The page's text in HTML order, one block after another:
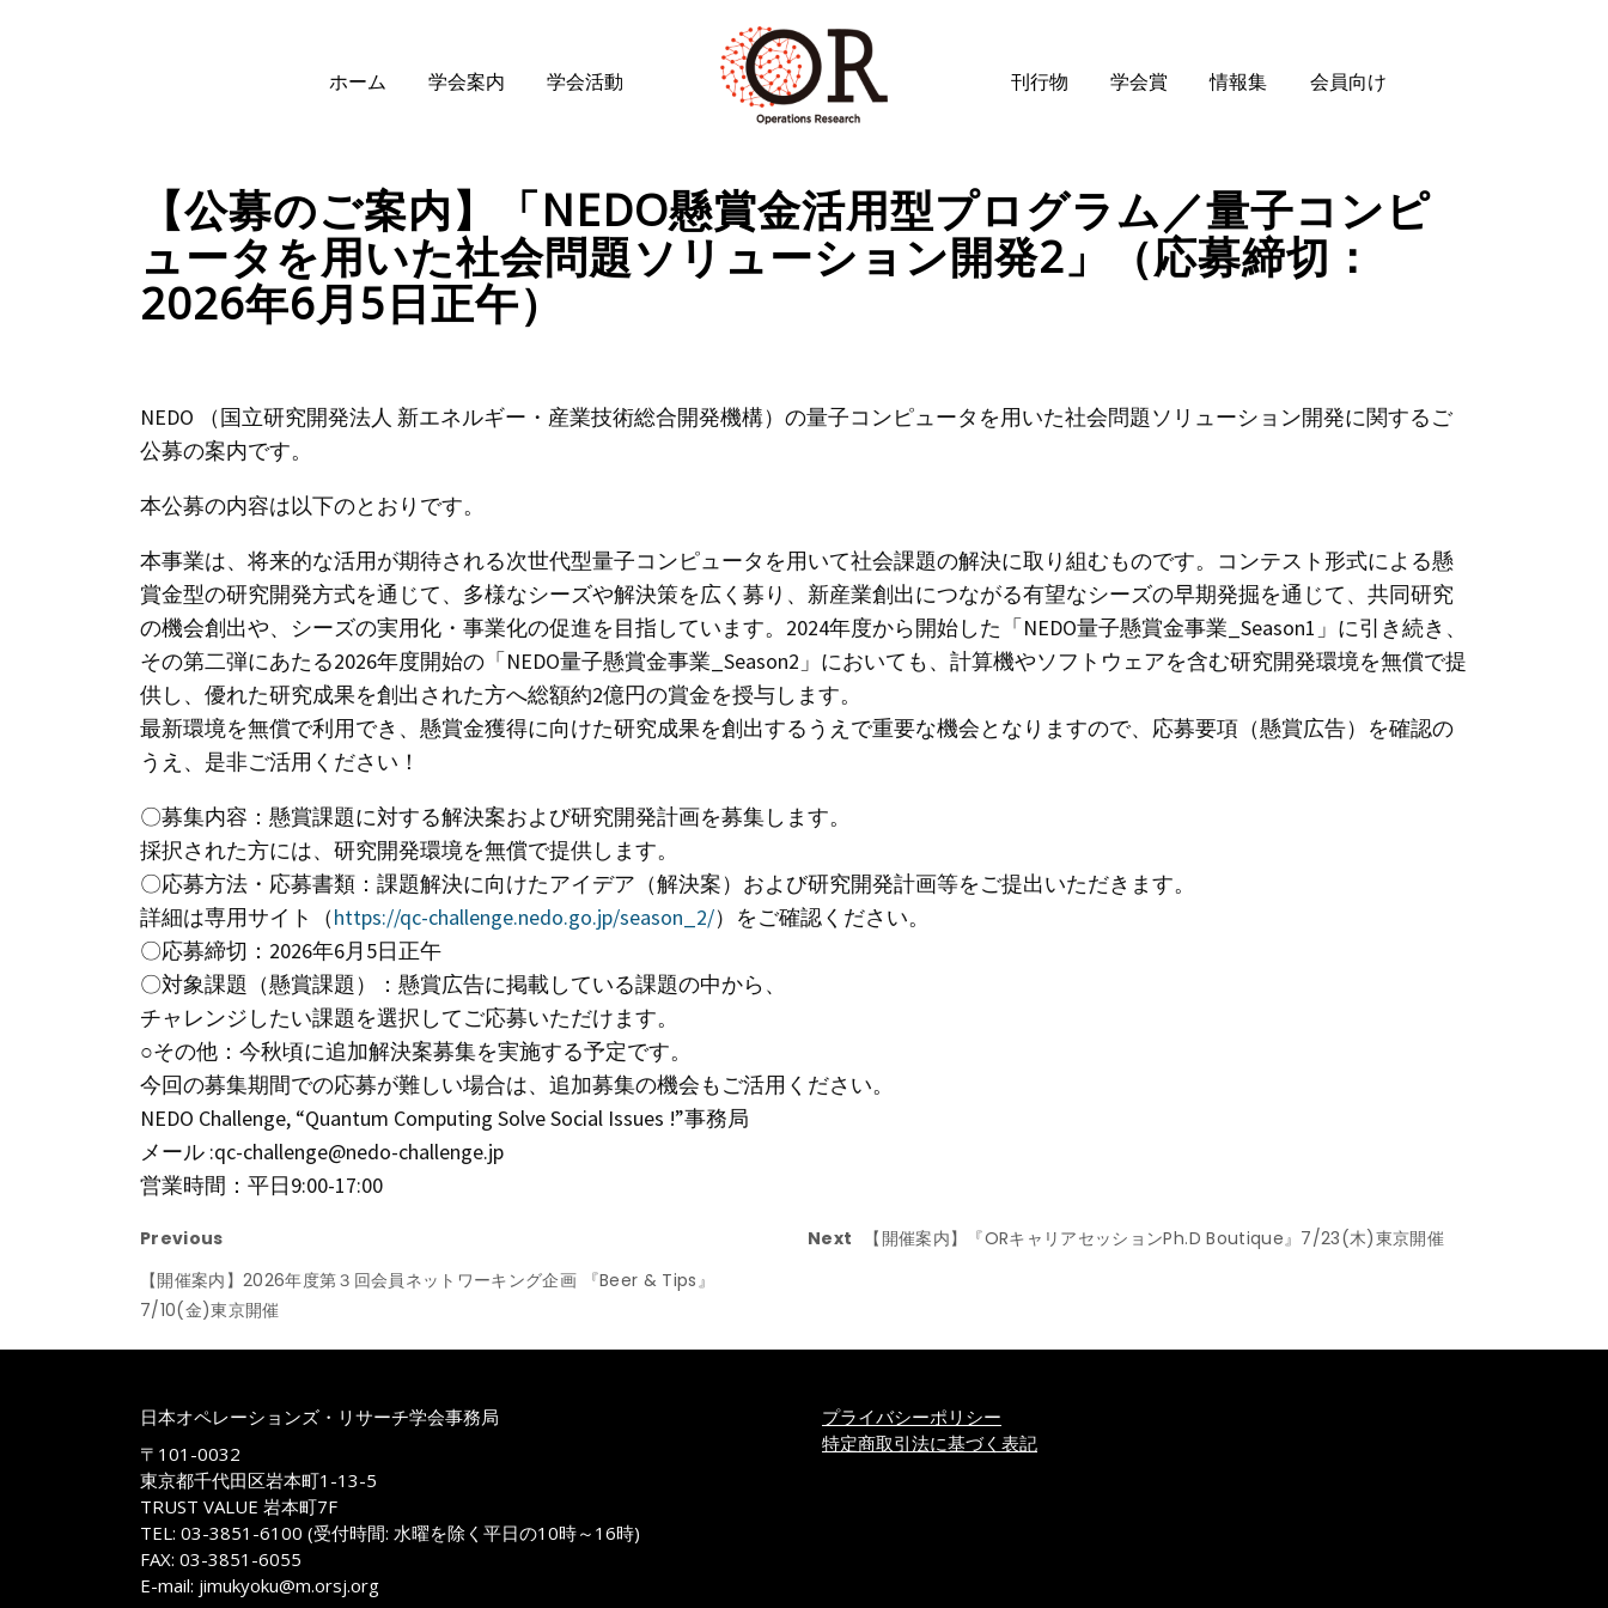
ホーム 学会案内 学会活動 刊行物 学会賞 情報集 会員向け
【公募のご案内】「NEDO懸賞金活用型プログラム／量子コンピ
ュータを用いた社会問題ソリューション開発2」（応募締切：
2026年6月5日正午）
NEDO （国立研究開発法人 新エネルギー・産業技術総合開発機構）の量子コンピュータを用いた社会問題ソリューション開発に関するご
公募の案内です。
本公募の内容は以下のとおりです。
本事業は、将来的な活用が期待される次世代型量子コンピュータを用いて社会課題の解決に取り組むものです。コンテスト形式による懸
賞金型の研究開発方式を通じて、多様なシーズや解決策を広く募り、新産業創出につながる有望なシーズの早期発掘を通じて、共同研究
の機会創出や、シーズの実用化・事業化の促進を目指しています。2024年度から開始した「NEDO量子懸賞金事業_Season1」に引き続き、
その第二弾にあたる2026年度開始の「NEDO量子懸賞金事業_Season2」においても、計算機やソフトウェアを含む研究開発環境を無償で提
供し、優れた研究成果を創出された方へ総額約2億円の賞金を授与します。
最新環境を無償で利用でき、懸賞金獲得に向けた研究成果を創出するうえで重要な機会となりますので、応募要項（懸賞広告）を確認の
うえ、是非ご活用ください！
〇募集内容：懸賞課題に対する解決案および研究開発計画を募集します。
採択された方には、研究開発環境を無償で提供します。
〇応募方法・応募書類：課題解決に向けたアイデア（解決案）および研究開発計画等をご提出いただきます。
詳細は専用サイト（https://qc-challenge.nedo.go.jp/season_2/）をご確認ください。
〇応募締切：2026年6月5日正午
〇対象課題（懸賞課題）：懸賞広告に掲載している課題の中から、
チャレンジしたい課題を選択してご応募いただけます。
○その他：今秋頃に追加解決案募集を実施する予定です。
今回の募集期間での応募が難しい場合は、追加募集の機会もご活用ください。
NEDO Challenge, “Quantum Computing Solve Social Issues !”事務局
メール :qc-challenge@nedo-challenge.jp
営業時間：平日9:00-17:00
Previous
【開催案内】2026年度第３回会員ネットワーキング企画 『Beer & Tips』
7/10(金)東京開催
Next 【開催案内】『ORキャリアセッションPh.D Boutique』7/23(木)東京開催
日本オペレーションズ・リサーチ学会事務局
〒101-0032
東京都千代田区岩本町1-13-5
TRUST VALUE 岩本町7F
TEL: 03-3851-6100 (受付時間: 水曜を除く平日の10時～16時)
FAX: 03-3851-6055
E-mail: jimukyoku@m.orsj.org
プライバシーポリシー
特定商取引法に基づく表記